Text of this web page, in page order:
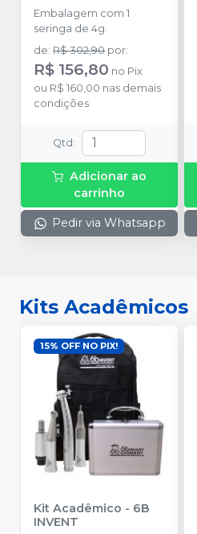
Embalagem com 1
seringa de 4g.
de:R$ 302,90 por:
R$ 156,80 no Pix
ou R$ 160,00 nas demais
condições
Qtd :
Adicionar ao
carrinho
Pedir via Whatsapp
Kits Acadêmicos
15% OFF NO PIX!
Kit Acadêmico - 6B
INVENT